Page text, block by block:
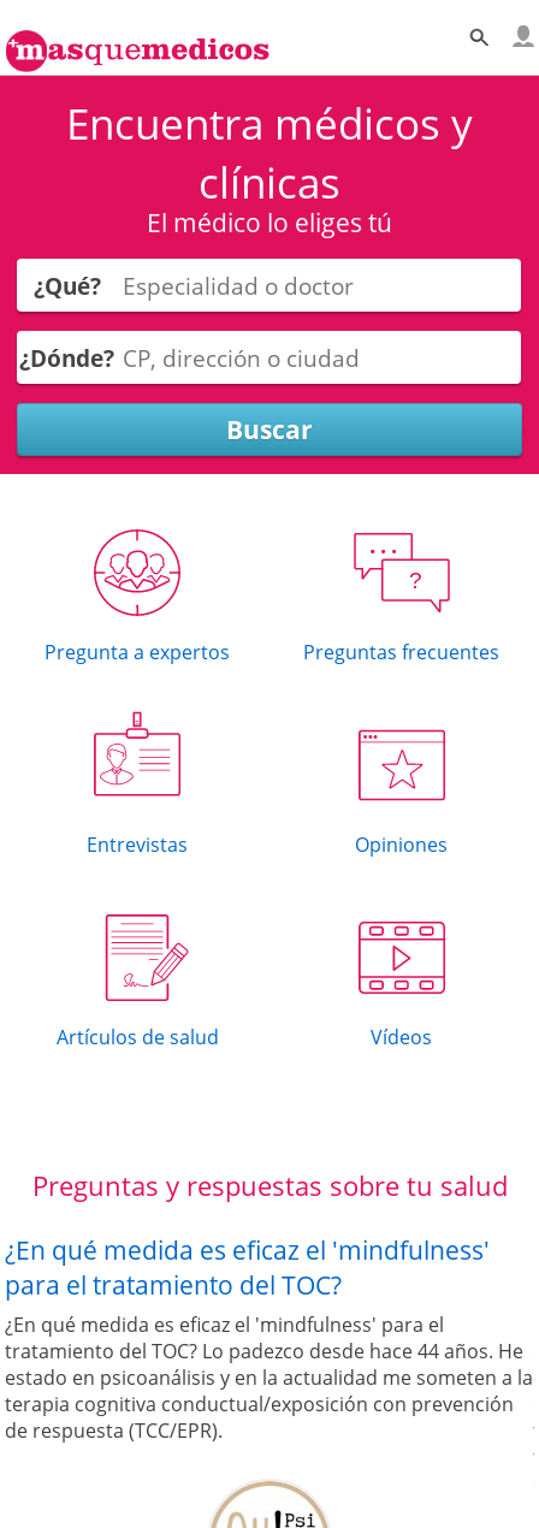
Encuentra médicos y
clínicas
El médico lo eliges tú
¿Qué?
¿Dónde?
Pregunta a expertos
?
Preguntas frecuentes
Entrevistas Opiniones
Artículos de salud Vídeos
Preguntas y respuestas sobre tu salud
¿En qué medida es eficaz el 'mindfulness'
para el tratamiento del TOC?
¿En qué medida es eficaz el 'mindfulness' para el
tratamiento del TOC? Lo padezco desde hace 44 años. He
estado en psicoanálisis y en la actualidad me someten a la
terapia cognitiva conductual/exposición con prevención
de respuesta (TCC/EPR).